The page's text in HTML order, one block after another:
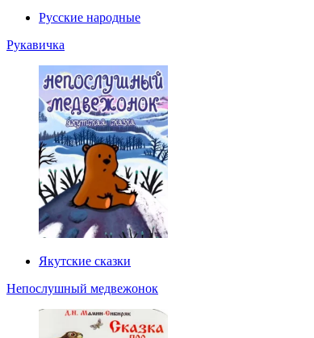
Русские народные
Рукавичка
Якутские сказки
Непослушный медвежонок